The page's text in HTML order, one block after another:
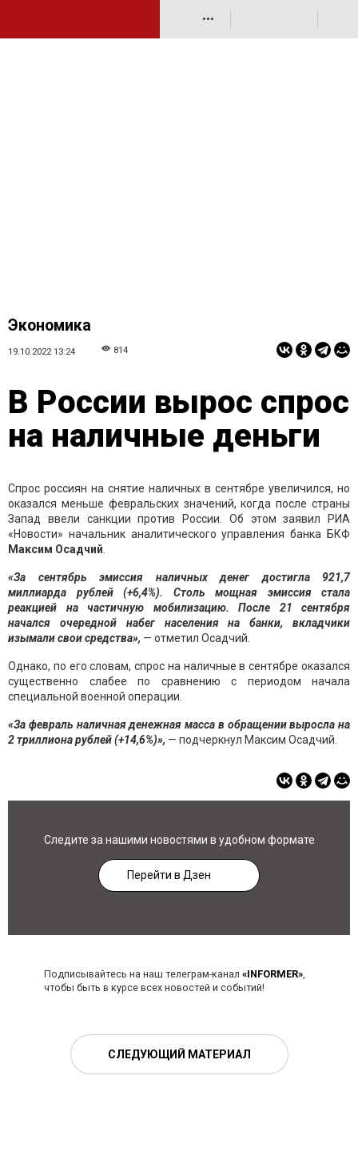
•••
Экономика
19.10.2022 13:24 814
В России вырос спрос
на наличные деньги
Спрос россиян на снятие наличных в сентябре увеличился, но
оказался меньше февральских значений, когда после страны
Запад ввели санкции против России. Об этом заявил РИА
«Новости» начальник аналитического управления банка БКФ
Максим Осадчий
«За сентябрь эмиссия наличных денег достигла 921,7
миллиарда рублей (+6,4%). Столь мощная эмиссия стала
реакцией на частичную мобилизацию. После 21 сентября
начался очередной набег населения на банки, вкладчики
изымали свои средства», — отметил Осадчий.
Однако, по его словам, спрос на наличные в сентябре оказался
существенно слабее по сравнению с периодом начала
специальной военной операции.
«За февраль наличная денежная масса в обращении выросла на
2 триллиона рублей (+14,6%)», — подчеркнул Максим Осадчий.
Следите за нашими новостями в удобном формате
Перейти в Дзен
Подписывайтесь на наш телеграм-канал «INFORMER»,
чтобы быть в курсе всех новостей и событий!
СЛЕДУЮЩИЙ МАТЕРИАЛ